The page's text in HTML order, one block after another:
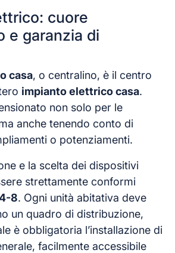
cuore
e garanzia di
casa, o centralino, è il centro
impianto elettrico casa.
non solo per le
anche tenendo conto di
o potenziamenti.
e la scelta dei dispositivi
strettamente conformi
8. Ogni unità abitativa deve
un quadro di distribuzione,
è obbligatoria l’installazione di
facilmente accessibile